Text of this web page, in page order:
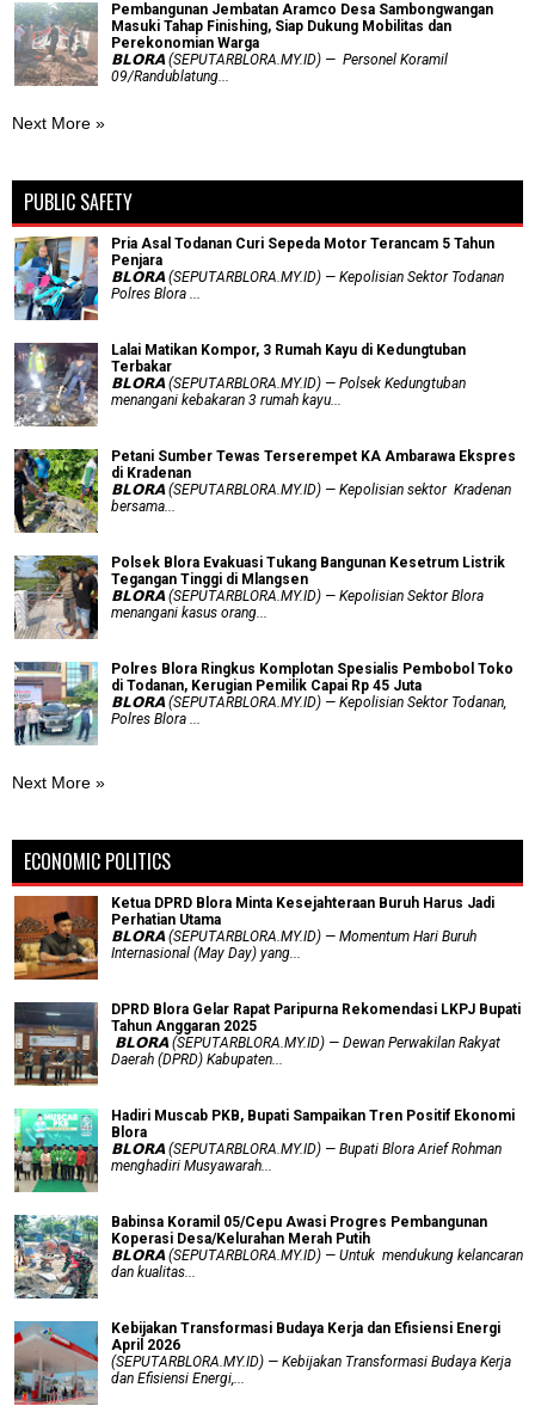
Pembangunan Jembatan Aramco Desa Sambongwangan
Masuki Tahap Finishing, Siap Dukung Mobilitas dan
Perekonomian Warga
𝗕𝗟𝗢𝗥𝗔 (SEPUTARBLORA.MY.ID) — Personel Koramil
09/Randublatung...
Next More »
PUBLIC SAFETY
Pria Asal Todanan Curi Sepeda Motor Terancam 5 Tahun
Penjara
𝗕𝗟𝗢𝗥𝗔 (SEPUTARBLORA.MY.ID) — Kepolisian Sektor Todanan
Polres Blora ...
Lalai Matikan Kompor, 3 Rumah Kayu di Kedungtuban
Terbakar
𝗕𝗟𝗢𝗥𝗔 (SEPUTARBLORA.MY.ID) — Polsek Kedungtuban
menangani kebakaran 3 rumah kayu...
Petani Sumber Tewas Terserempet KA Ambarawa Ekspres
di Kradenan
𝗕𝗟𝗢𝗥𝗔 (SEPUTARBLORA.MY.ID) — Kepolisian sektor Kradenan
bersama...
Polsek Blora Evakuasi Tukang Bangunan Kesetrum Listrik
Tegangan Tinggi di Mlangsen
𝗕𝗟𝗢𝗥𝗔 (SEPUTARBLORA.MY.ID) — Kepolisian Sektor Blora
menangani kasus orang...
Polres Blora Ringkus Komplotan Spesialis Pembobol Toko
di Todanan, Kerugian Pemilik Capai Rp 45 Juta
𝗕𝗟𝗢𝗥𝗔 (SEPUTARBLORA.MY.ID) — Kepolisian Sektor Todanan,
Polres Blora ...
Next More »
ECONOMIC POLITICS
Ketua DPRD Blora Minta Kesejahteraan Buruh Harus Jadi
Perhatian Utama
​𝗕𝗟𝗢𝗥𝗔 (SEPUTARBLORA.MY.ID) — Momentum Hari Buruh
Internasional (May Day) yang...
DPRD Blora Gelar Rapat Paripurna Rekomendasi LKPJ Bupati
Tahun Anggaran 2025
‎ 𝗕𝗟𝗢𝗥𝗔 (SEPUTARBLORA.MY.ID) — Dewan Perwakilan Rakyat
Daerah (DPRD) Kabupaten...
Hadiri Muscab PKB, Bupati Sampaikan Tren Positif Ekonomi
Blora
𝗕𝗟𝗢𝗥𝗔 (SEPUTARBLORA.MY.ID) — Bupati Blora Arief Rohman
menghadiri Musyawarah...
Babinsa Koramil 05/Cepu Awasi Progres Pembangunan
Koperasi Desa/Kelurahan Merah Putih
𝗕𝗟𝗢𝗥𝗔 (SEPUTARBLORA.MY.ID) — Untuk mendukung kelancaran
dan kualitas...
Kebijakan Transformasi Budaya Kerja dan Efisiensi Energi
April 2026
(SEPUTARBLORA.MY.ID) — Kebijakan Transformasi Budaya Kerja
dan Efisiensi Energi,...